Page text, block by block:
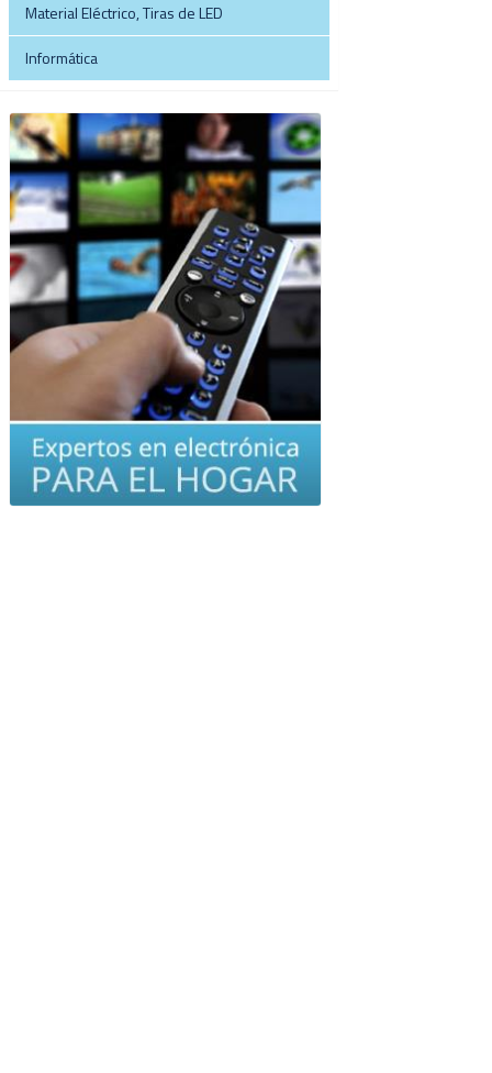
Material Eléctrico, Tiras de LED
Informática